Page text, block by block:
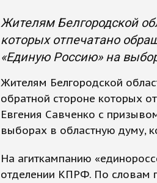
Жителям Белгородской
которых отпечатано
«Единую Россию» на
Жителям Белгородской
обратной стороне которых
Евгения Савченко с
выборах в областную думу,
На агиткампанию
отделении КПРФ. По словам